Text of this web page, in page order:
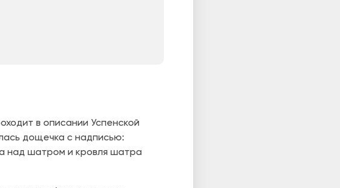
в описании Успенской
дощечка с надписью:
над шатром и кровля шатра